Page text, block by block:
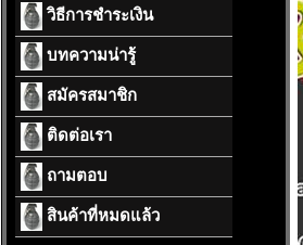
วิธีการชำระเงิน
บทความน่ารู้
สมัครสมาชิก
ติดต่อเรา
ถามตอบ
สินค้าที่หมดแล้ว